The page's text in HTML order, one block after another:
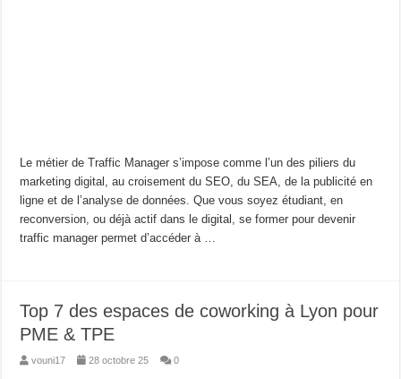
Le métier de Traffic Manager s’impose comme l’un des piliers du
marketing digital, au croisement du SEO, du SEA, de la publicité en
ligne et de l’analyse de données. Que vous soyez étudiant, en
reconversion, ou déjà actif dans le digital, se former pour devenir
traffic manager permet d’accéder à …
Top 7 des espaces de coworking à Lyon pour
PME & TPE
vouni17 28 octobre 25 0